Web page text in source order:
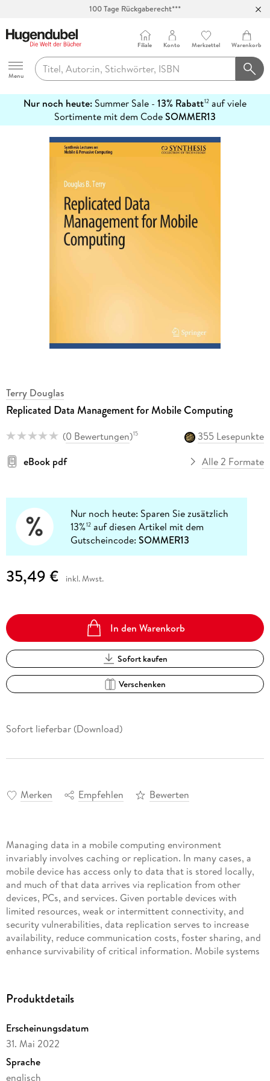
100 Tage Rückgaberecht***
Hugendubel
Menu
Filiale Konto Merkzettel Warenkorb
Nur noch heute: Summer Sale - 13% Rabatt12 auf viele
Sortimente mit dem CodeSOMMER13
erfahren
Terry Douglas
Replicated Data Management for Mobile Computing
(0 Bewertungen)15
355 Lesepunkte
eBook pdf
Alle 2 Formate
Nur noch heute: Sparen Sie zusätzlich
13%12 auf diesen Artikel mit dem
Gutscheincode:SOMMER13
35,49 € inkl. Mwst.
In den Warenkorb
Sofort kaufen
Verschenken
Sofort lieferbar (Download)
Merken Empfehlen Bewerten
Managing data in a mobile computing environment
invariably involves caching or replication. In many cases, a
mobile device has access only to data that is stored locally,
and much of that data arrives via replication from other
devices, PCs, and services. Given portable devices with
limited resources, weak or intermittent connectivity, and
security vulnerabilities, data replication serves to increase
availability, reduce communication costs, foster sharing, and
enhance survivability of critical information. Mobile systems
read and update operations can be performed at any replica
replication protocol then centers on issues of how to record,
propagate, order, and filter updates. Some protocols utilize
operation logs, whereas others replicate state. Systems
might provide best-effort delivery, using gossip protocols or
Produktdetails
Erscheinungsdatum
31. Mai 2022
Sprache
englisch